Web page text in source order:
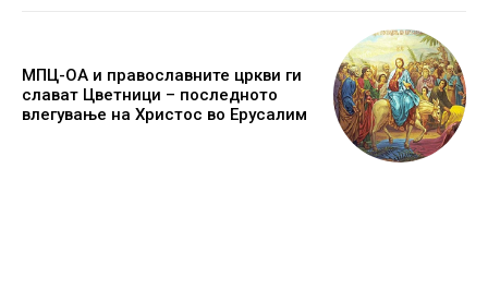
МПЦ-ОА и православните цркви ги
слават Цветници – последното
влегување на Христос во Ерусалим